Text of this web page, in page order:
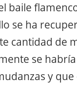
baile
se ha
cantidad de
se
y